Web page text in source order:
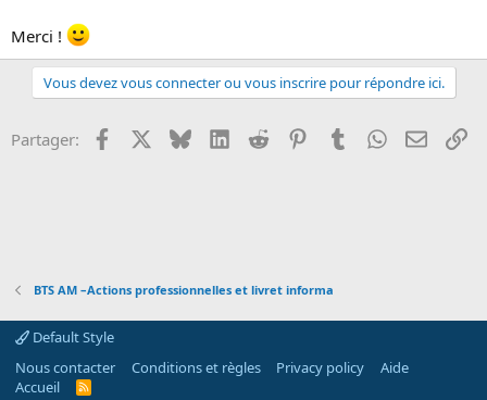
Merci !
Vous devez vous connecter ou vous inscrire pour répondre ici.
Partager: Facebook BlueskyLinkedInReddit PinterestTumblrWhatsApp
Email
BTS AM –Actions professionnelles et livret informa
Default Style
Nous contacter
Conditions et règles Privacy policy
Aide
Accueil
R